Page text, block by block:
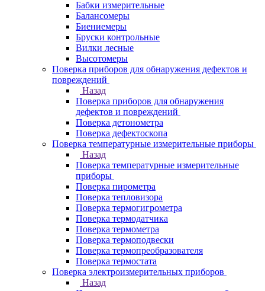
Бабки измерительные
Балансомеры
Биениемеры
Бруски контрольные
Вилки лесные
Высотомеры
Поверка приборов для обнаружения дефектов и
повреждений
Назад
Поверка приборов для обнаружения
дефектов и повреждений
Поверка детонометра
Поверка дефектоскопа
Поверка температурные измерительные приборы
Назад
Поверка температурные измерительные
приборы
Поверка пирометра
Поверка тепловизора
Поверка термогигрометра
Поверка термодатчика
Поверка термометра
Поверка термоподвески
Поверка термопреобразователя
Поверка термостата
Поверка электроизмерительных приборов
Назад